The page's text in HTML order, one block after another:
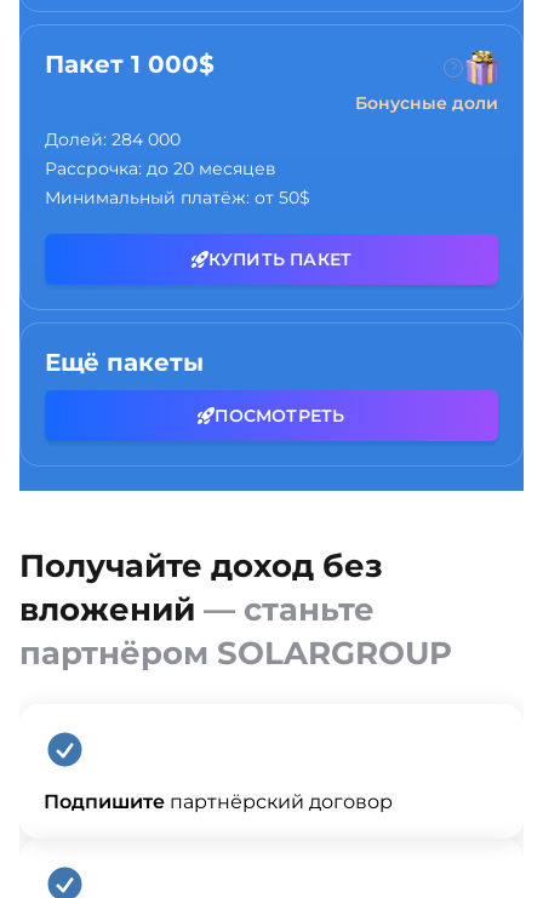
Пакет 1 000$
Бонусные доли
Долей: 284 000
Рассрочка: до 20 месяцев
Минимальный платёж: от 50$
КУПИТЬ ПАКЕТ
Ещё пакеты
ПОСМОТРЕТЬ
Получайте доход без
вложений — станьте
партнёром SOLARGROUP
Подпишите партнёрский договор